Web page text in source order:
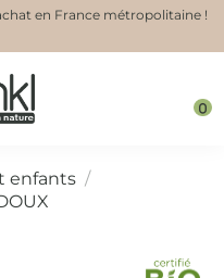
en France métropolitaine !
0
enfants